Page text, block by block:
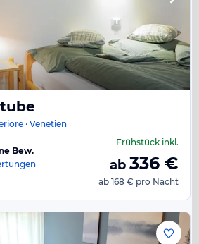
· Venetien
Bew.
Frühstückinkl.
ab 336 €
ab 168 € pro Nacht